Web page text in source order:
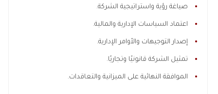
صياغة رؤية واستراتيجية الشركة.
اعتماد السياسات الإدارية والمالية.
إصدار التوجيهات والأوامر الإدارية.
تمثيل الشركة قانونيًا وتجاريًا.
الموافقة النهائية على الميزانية والتعاقدات.